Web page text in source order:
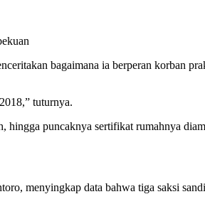
bagaimana ia berperan korban
tuturnya.
puncaknya sertifikat rumahnya
menyingkap data bahwa tiga saksi